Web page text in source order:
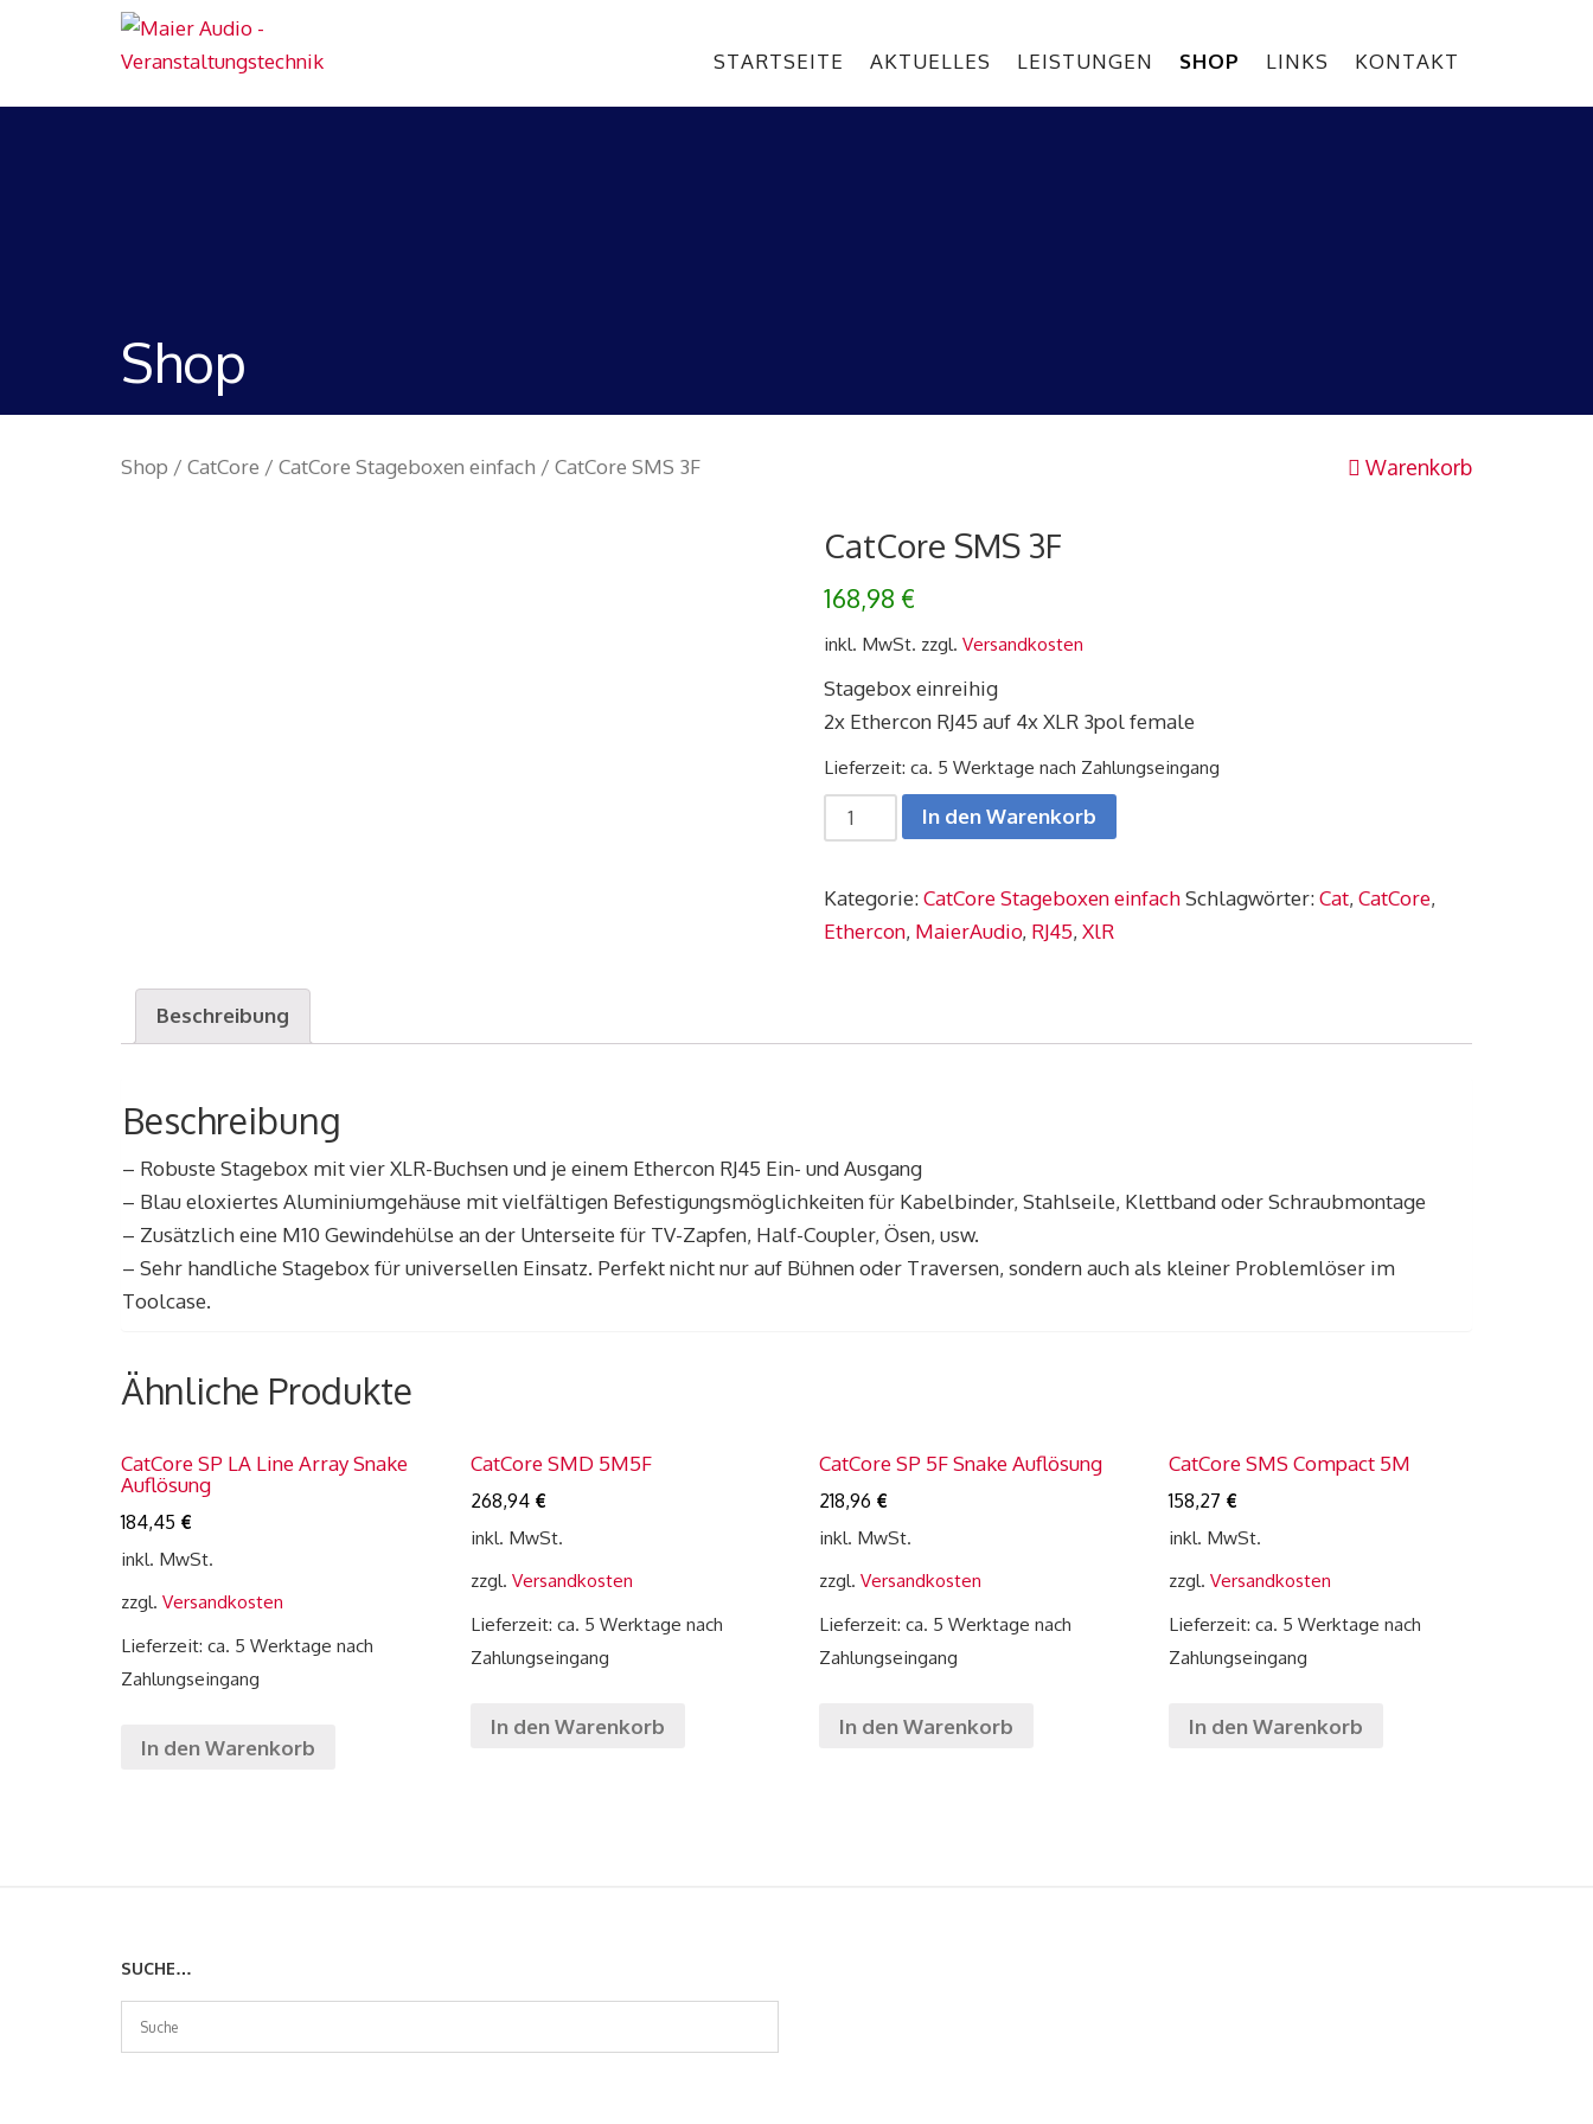
STARTSEITE AKTUELLES LEISTUNGEN SHOP LINKS KONTAKT
Shop
Warenkorb
Shop / CatCore / CatCore Stageboxen einfach / CatCore SMS 3F
CatCore SMS 3F
168,98 €
inkl. MwSt. zzgl. Versandkosten
Stagebox einreihig
2x Ethercon RJ45 auf 4x XLR 3pol female
Lieferzeit: ca. 5 Werktage nach Zahlungseingang
CatCore
SMS
Menge
In den Warenkorb
Kategorie:CatCore Stageboxen einfachSchlagwörter:Cat, CatCore,
Ethercon, MaierAudio, RJ45, XlR
Beschreibung
Beschreibung
– Robuste Stagebox mit vier XLR-Buchsen und je einem Ethercon RJ45 Ein- und Ausgang
– Blau eloxiertes Aluminiumgehäuse mit vielfältigen Befestigungsmöglichkeiten für Kabelbinder, Stahlseile, Klettband oder Schraubmontage
– Zusätzlich eine M10 Gewindehülse an der Unterseite für TV-Zapfen, Half-Coupler, Ösen, usw.
– Sehr handliche Stagebox für universellen Einsatz. Perfekt nicht nur auf Bühnen oder Traversen, sondern auch als kleiner Problemlöser im
Toolcase.
Ähnliche Produkte
CatCore SP LA Line Array Snake
Auflösung
184,45 €
inkl. MwSt.
zzgl. Versandkosten
Lieferzeit: ca. 5 Werktage nach
Zahlungseingang
In den Warenkorb
CatCore SMD 5M5F
268,94 €
inkl. MwSt.
zzgl. Versandkosten
Lieferzeit: ca. 5 Werktage nach
Zahlungseingang
In den Warenkorb
CatCore SP 5F Snake Auflösung
218,96 €
inkl. MwSt.
zzgl.Versandkosten
Lieferzeit: ca. 5 Werktage nach
Zahlungseingang
In den Warenkorb
CatCore SMS Compact 5M
158,27 €
inkl. MwSt.
zzgl.Versandkosten
Lieferzeit: ca. 5 Werktage nach
Zahlungseingang
In den Warenkorb
SUCHE…